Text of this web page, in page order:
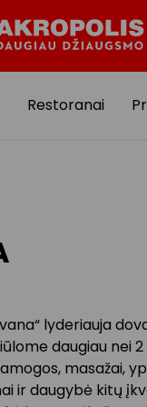
Restoranai
lyderiauja
daugiau nei
masažai,
ir daugybė kitų